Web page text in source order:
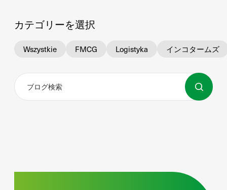
カテゴリーを選択
Wszystkie FMCG Logistyka インコタームズ